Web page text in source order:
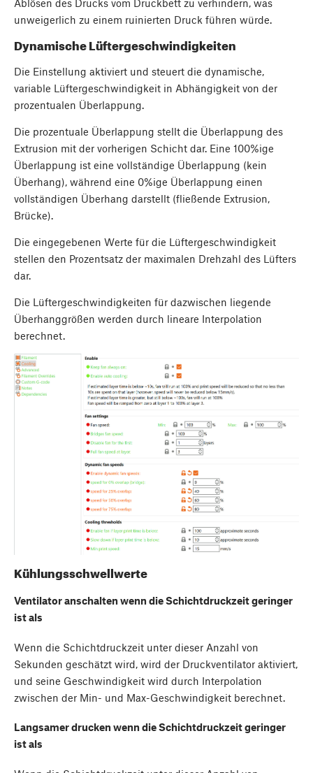
Ablösen des Drucks vom Druckbett zu verhindern, was
unweigerlich zu einem ruinierten Druck führen würde.
Dynamische Lüftergeschwindigkeiten
Die Einstellung aktiviert und steuert die dynamische,
variable Lüftergeschwindigkeit in Abhängigkeit von der
prozentualen Überlappung.
Die prozentuale Überlappung stellt die Überlappung des
Extrusion mit der vorherigen Schicht dar. Eine 100%ige
Überlappung ist eine vollständige Überlappung (kein
Überhang), während eine 0%ige Überlappung einen
vollständigen Überhang darstellt (fließende Extrusion,
Brücke).
Die eingegebenen Werte für die Lüftergeschwindigkeit
stellen den Prozentsatz der maximalen Drehzahl des Lüfters
dar.
Die Lüftergeschwindigkeiten für dazwischen liegende
Überhanggrößen werden durch lineare Interpolation
berechnet.
Kühlungsschwellwerte
Ventilator anschalten wenn die Schichtdruckzeit geringer
ist als
Wenn die Schichtdruckzeit unter dieser Anzahl von
Sekunden geschätzt wird, wird der Druckventilator aktiviert,
und seine Geschwindigkeit wird durch Interpolation
zwischen der Min- und Max-Geschwindigkeit berechnet.
Langsamer drucken wenn die Schichtdruckzeit geringer
ist als